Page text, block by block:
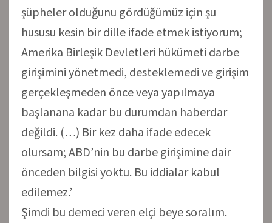
şüpheler olduğunu gördüğümüz için şu
hususu kesin bir dille ifade etmek istiyorum;
Amerika Birleşik Devletleri hükümeti darbe
girişimini yönetmedi, desteklemedi ve girişim
gerçekleşmeden önce veya yapılmaya
başlanana kadar bu durumdan haberdar
değildi. (…) Bir kez daha ifade edecek
olursam; ABD’nin bu darbe girişimine dair
önceden bilgisi yoktu. Bu iddialar kabul
edilemez.’
Şimdi bu demeci veren elçi beye soralım.